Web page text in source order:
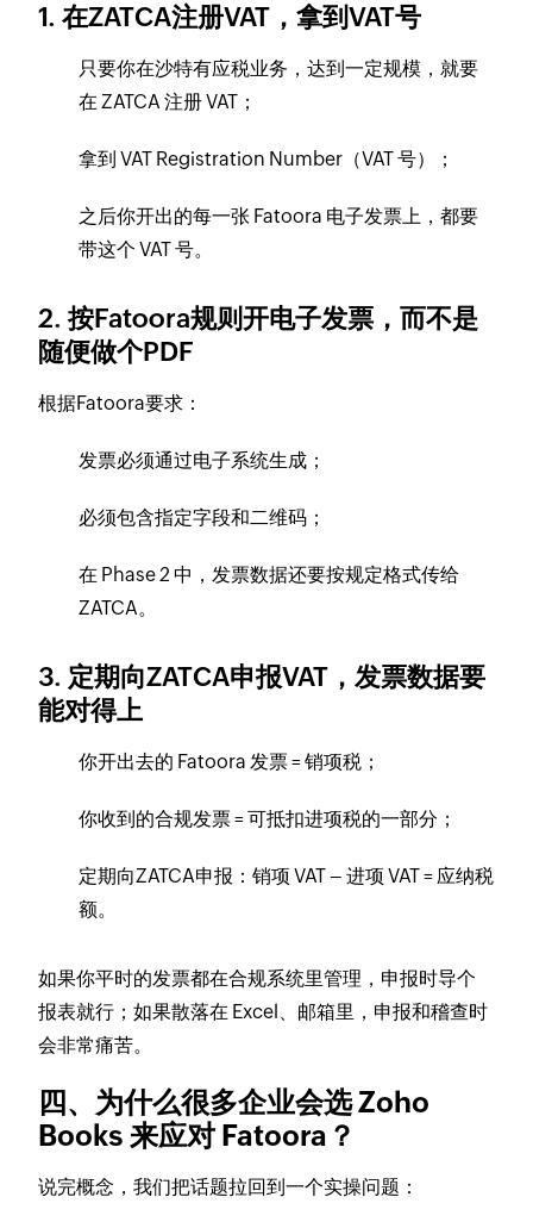
1. 在ZATCA注册VAT，拿到VAT号
只要你在沙特有应税业务，达到一定规模，就要
在 ZATCA 注册 VAT；
拿到 VAT Registration Number（VAT 号）；
之后你开出的每一张 Fatoora 电子发票上，都要
带这个 VAT 号。
2. 按Fatoora规则开电子发票，而不是
随便做个PDF
根据Fatoora要求：
发票必须通过电子系统生成；
必须包含指定字段和二维码；
在 Phase 2 中，发票数据还要按规定格式传给
ZATCA。
3. 定期向ZATCA申报VAT，发票数据要
能对得上
你开出去的 Fatoora 发票 = 销项税；
你收到的合规发票 = 可抵扣进项税的一部分；
定期向ZATCA申报：销项 VAT – 进项 VAT = 应纳税
额。
如果你平时的发票都在合规系统里管理，申报时导个
报表就行；如果散落在 Excel、邮箱里，申报和稽查时
会非常痛苦。
四、为什么很多企业会选 Zoho
Books 来应对 Fatoora？
说完概念，我们把话题拉回到一个实操问题：